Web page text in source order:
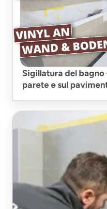
Sigillatura del bagno
parete e sul